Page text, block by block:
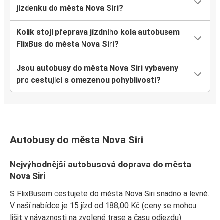
jízdenku do města Nova Siri?
Kolik stojí přeprava jízdního kola autobusem
FlixBus do města Nova Siri?
Jsou autobusy do města Nova Siri vybaveny
pro cestující s omezenou pohyblivostí?
Autobusy do města Nova Siri
Nejvýhodnější autobusová doprava do města
Nova Siri
S FlixBusem cestujete do města Nova Siri snadno a levně.
V naší nabídce je 15 jízd od 188,00 Kč (ceny se mohou
lišit v návaznosti na zvolené trase a času odjezdu).